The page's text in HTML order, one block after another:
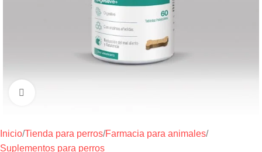
Inicio/Tienda para perros/Farmacia para animales/
Suplementos para perros